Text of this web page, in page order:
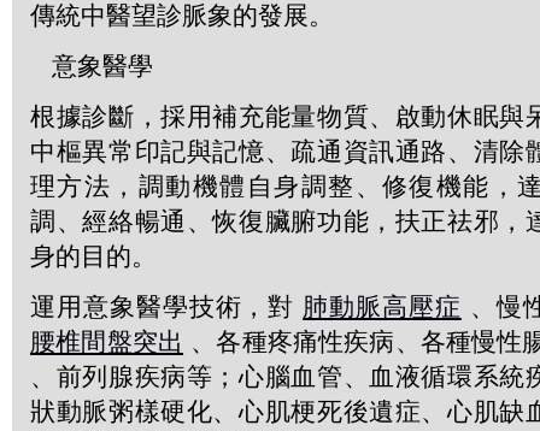
傳統中醫望診脈象的發展。
意象醫學
根據診斷，採用補充能量物質、啟動休眠與
中樞異常印記與記憶、疏通資訊通路、清除
理方法，調動機體自身調整、修復機能，
調、經絡暢通、恢復臟腑功能，扶正祛邪，
身的目的。
運用意象醫學技術，對 肺動脈高壓症 、慢
腰椎間盤突出 、各種疼痛性疾病、各種慢性
、前列腺疾病等；心腦血管、血液循環系統
狀動脈粥樣硬化、心肌梗死後遺症、心肌缺